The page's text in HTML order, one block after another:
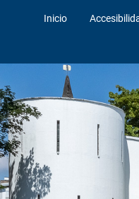
Inicio